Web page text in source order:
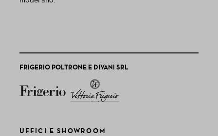
FRIGERIO POLTRONE E DIVANI SRL
UFFICI E SHOWROOM